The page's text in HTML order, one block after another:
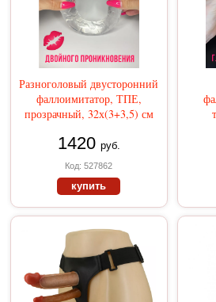
Разноголовый двусторонний
фаллоимитатор, ТПЕ,
прозрачный, 32х(3+3,5) см
1420 руб.
Код: 527862
купить